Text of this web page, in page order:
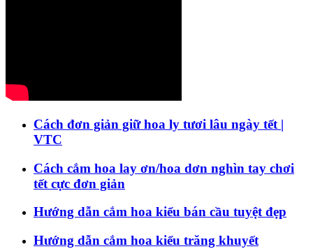
Cách đơn giản giữ hoa ly tươi lâu ngày tết |
VTC
Cách cắm hoa lay ơn/hoa dơn nghìn tay chơi
tết cực đơn giản
Hướng dẫn cắm hoa kiểu bán cầu tuyệt đẹp
Hướng dẫn cắm hoa kiểu trăng khuyết